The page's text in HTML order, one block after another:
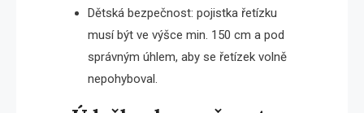
Dětská bezpečnost: pojistka řetízku
musí být ve výšce min. 150 cm a pod
správným úhlem, aby se řetízek volně
nepohyboval.